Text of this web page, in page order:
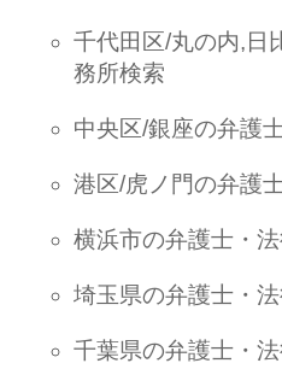
千代田区/丸の内,日
務所検索
中央区/銀座の弁護
港区/虎ノ門の弁護
横浜市の弁護士・
埼玉県の弁護士・
千葉県の弁護士・